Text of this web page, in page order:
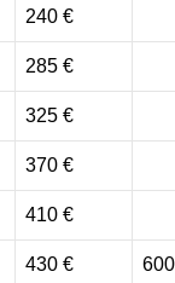
240 €
285 €
325 €
370 €
410 €
430 €